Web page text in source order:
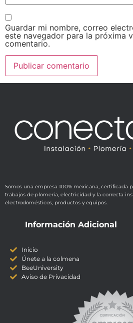
Guardar mi nombre, correo
este navegador para la próxima
comentario.
Somos una empresa 100% mexicana, certificada
trabajos de plomería, electricidad y la correcta
electrodomésticos, productos y equipos.
Información Adicional
Inicio
Únete a la colmena
BeeUniversity
Aviso de Privacidad